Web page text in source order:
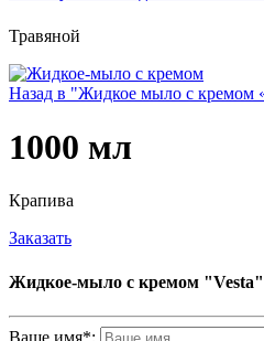
Травяной
Назад в "Жидкое мыло с кремом
1000 мл
Крапива
Заказать
Жидкое-мыло с кремом "Vesta"
Ваше имя*: